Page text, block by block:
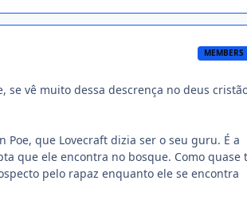
MEMBERS
se vê muito dessa descrença no deus
Poe, que Lovecraft dizia ser o seu guru. É a
que ele encontra no bosque. Como quase
pelo rapaz enquanto ele se encontra